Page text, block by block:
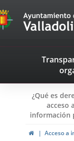
¿Qué es
acceso
información
InicioAcceso a